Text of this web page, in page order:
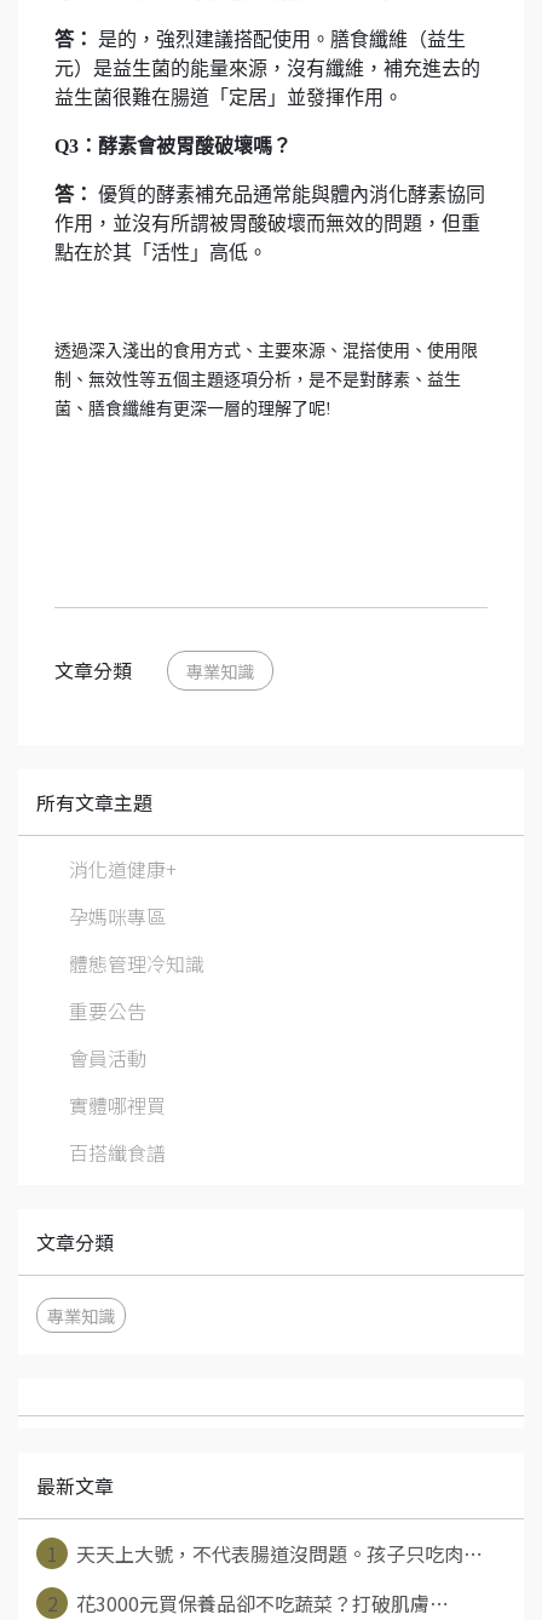
答：
是的，強烈建議搭配使用。膳食纖維（益生
元）是益生菌的能量來源，沒有纖維，補充進去的
益生菌很難在腸道「定居」並發揮作用。
Q3：酵素會被胃酸破壞嗎？
答： 優質的酵素補充品通常能與體內消化酵素協同
作用，並沒有所謂被胃酸破壞而無效的問題，但重
點在於其「活性」高低。
透過深入淺出的食用方式、主要來源、混搭使用、使用限
制、無效性等五個主題逐項分析，是不是對酵素、益生
菌、膳食纖維有更深一層的理解了呢!
文章分類 專業知識
所有文章主題
消化道健康+
孕媽咪專區
體態管理冷知識
重要公告
會員活動
實體哪裡買
百搭纖食譜
文章分類
專業知識
最新文章
1
天天上大號，不代表腸道沒問題。孩子只吃肉⋯
2
花3000元買保養品卻不吃蔬菜？打破肌膚⋯